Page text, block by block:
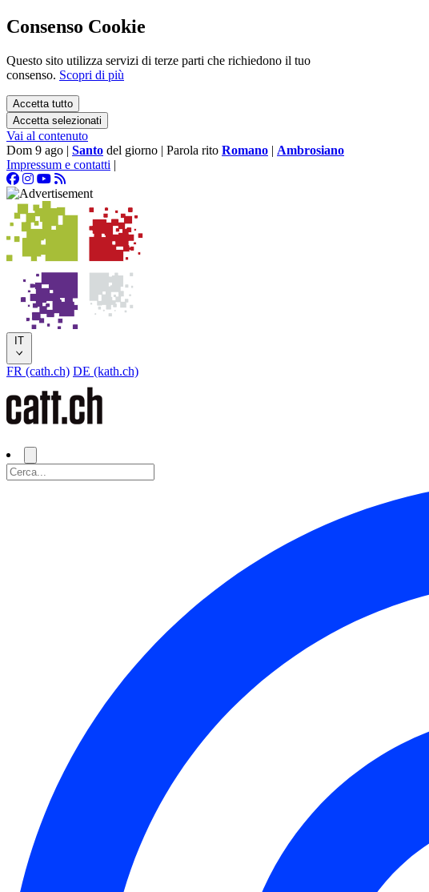
Consenso Cookie
Questo sito utilizza servizi di terze parti che richiedono il tuo
consenso. Scopri di più
Accetta tutto
Accetta selezionati
Vai al contenuto
Dom 9 ago | Santo del giorno | Parola rito Romano | Ambrosiano
Impressum e contatti |
IT
FR (cath.ch) DE (kath.ch)